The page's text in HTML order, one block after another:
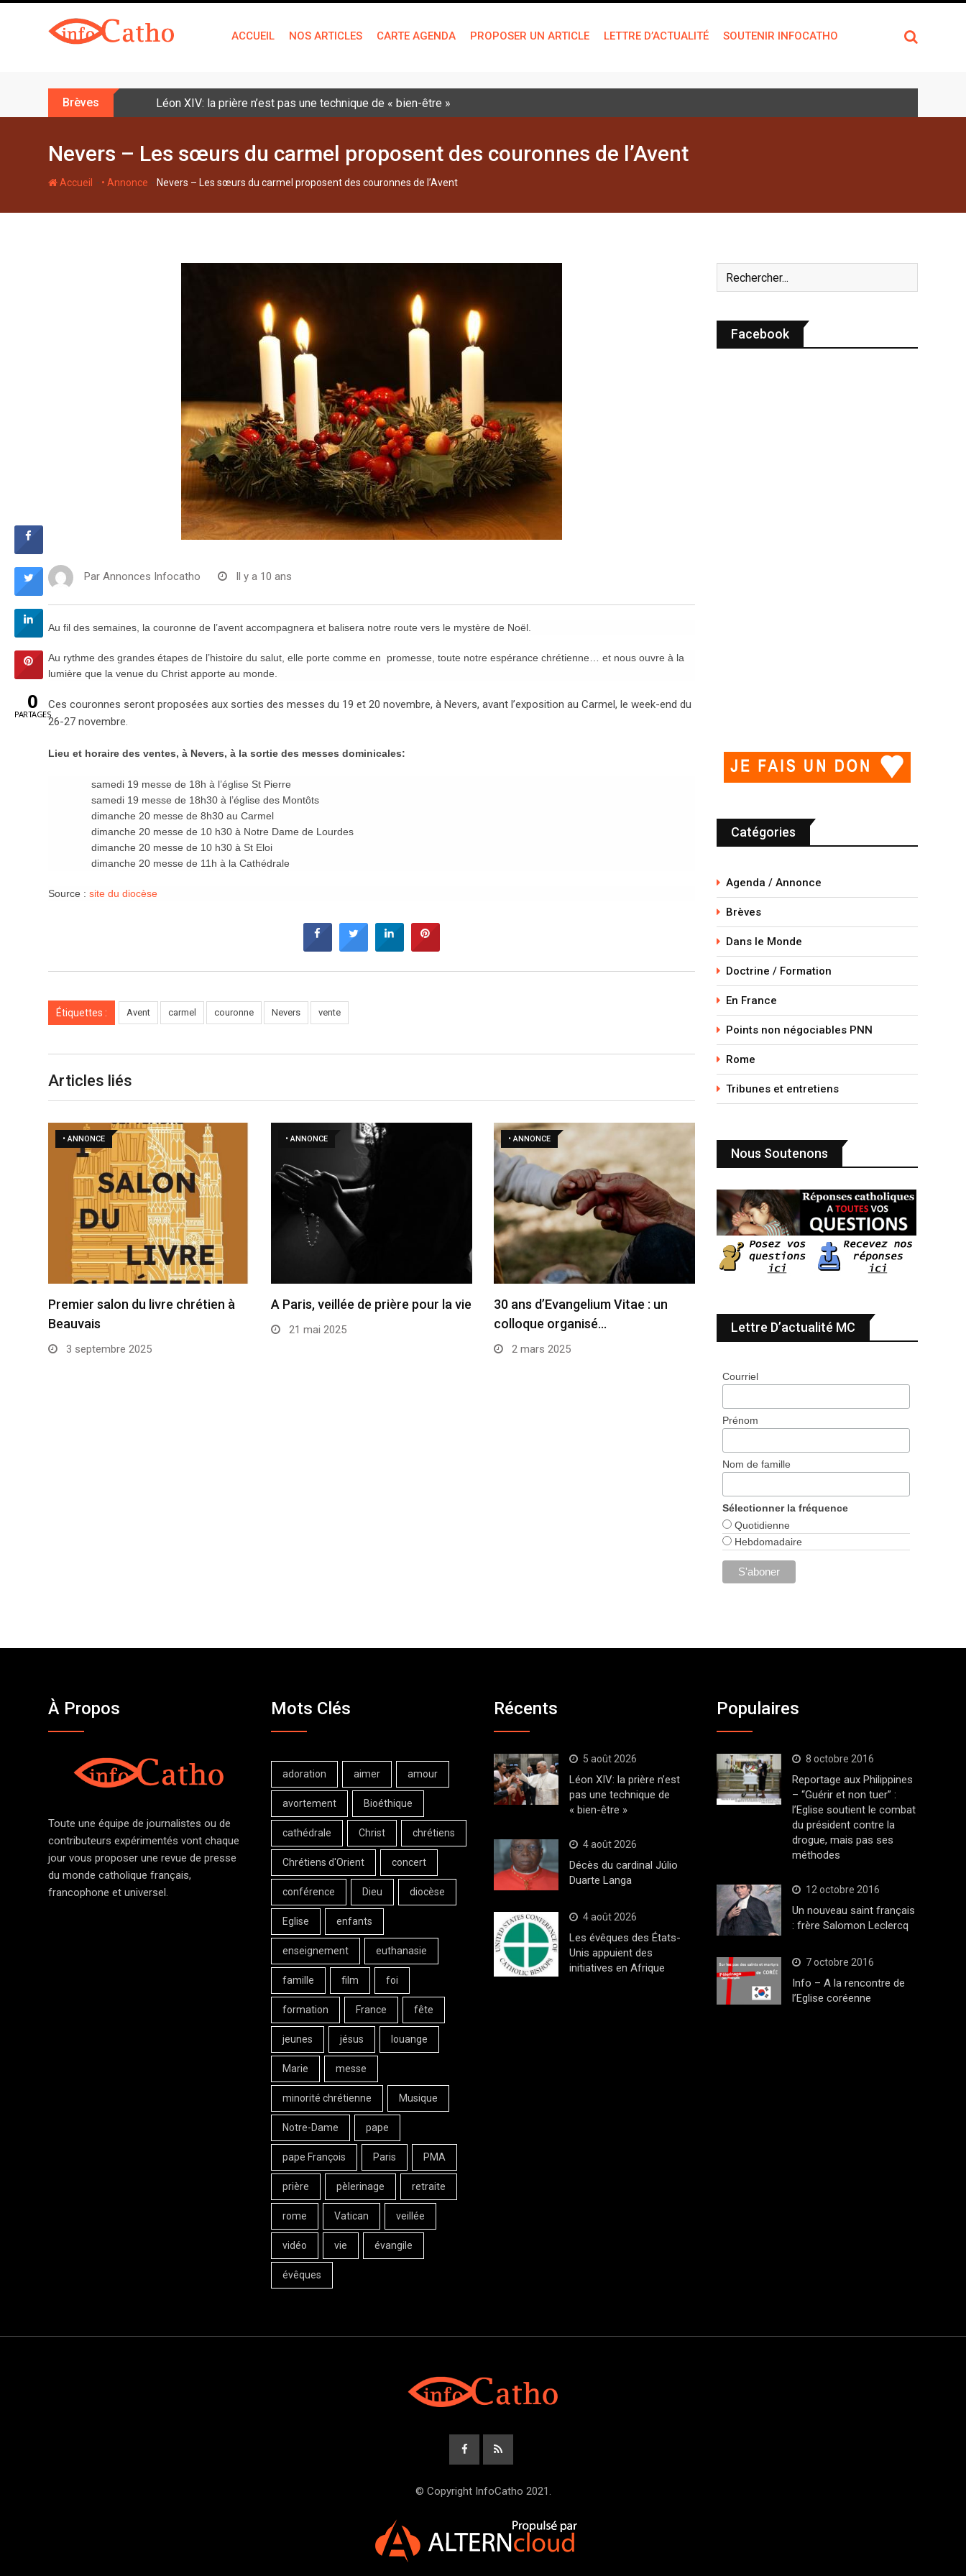
t
ACCUEIL NOS ARTICLES CARTE AGENDA PROPOSER UN ARTICLE LETTRE D’ACTUALITÉ SOUTENIR INFOCATHO
Brèves Léon XIV: la prière n’est pas une technique de « bien-être »
Nevers – Les sœurs du carmel proposent des couronnes de l’Avent
Accueil - • Annonce - Nevers – Les sœurs du carmel proposent des couronnes de l’Avent
Par Annonces Infocatho Il y a 10 ans
Au fil des semaines, la couronne de l’avent accompagnera et balisera notre route vers le mystère de Noël.
Au rythme des grandes étapes de l’histoire du salut, elle porte comme en promesse, toute notre espérance chrétienne… et nous ouvre à la
lumière que la venue du Christ apporte au monde.
Ces couronnes seront proposées aux sorties des messes du 19 et 20 novembre, à Nevers, avant l’exposition au Carmel, le week-end du
26-27 novembre.
Lieu et horaire des ventes, à Nevers, à la sortie des messes dominicales:
samedi 19 messe de 18h à l’église St Pierre
samedi 19 messe de 18h30 à l’église des Montôts
dimanche 20 messe de 8h30 au Carmel
dimanche 20 messe de 10 h30 à Notre Dame de Lourdes
dimanche 20 messe de 10 h30 à St Eloi
dimanche 20 messe de 11h à la Cathédrale
Source : site du diocèse
Étiquettes : Avent carmel couronne Nevers vente
Articles liés
• ANNONCE
Premier salon du livre chrétien à
Beauvais
3 septembre 2025
• ANNONCE
A Paris, veillée de prière pour la vie
21 mai 2025
• ANNONCE
30 ans d’Evangelium Vitae : un
colloque organisé…
2 mars 2025
Facebook
Catégories
Agenda / Annonce
Brèves
Dans le Monde
Doctrine / Formation
En France
Points non négociables PNN
Rome
Tribunes et entretiens
Nous Soutenons
Lettre D’actualité MC
Courriel
Prénom
Nom de famille
Sélectionner la fréquence
Quotidienne
Hebdomadaire
À Propos
Toute une équipe de journalistes ou de
contributeurs expérimentés vont chaque
jour vous proposer une revue de presse
du monde catholique français,
francophone et universel.
Mots Clés
adoration aimer amour
avortement Bioéthique
cathédrale Christ chrétiens
Chrétiens d'Orient concert
conférence Dieu diocèse
Eglise enfants
enseignement euthanasie
famille film foi
formation France fête
jeunes jésus louange
Marie messe
minorité chrétienne Musique
Notre-Dame pape
pape François Paris PMA
prière pèlerinage retraite
rome Vatican veillée
vidéo vie évangile
évêques
Récents
5 août 2026
Léon XIV: la prière n’est
pas une technique de
« bien-être »
4 août 2026
Décès du cardinal Júlio
Duarte Langa
4 août 2026
Les évêques des États-
Unis appuient des
initiatives en Afrique
Populaires
8 octobre 2016
Reportage aux Philippines
– “Guérir et non tuer” :
l’Eglise soutient le combat
du président contre la
drogue, mais pas ses
méthodes
12 octobre 2016
Un nouveau saint français
: frère Salomon Leclercq
7 octobre 2016
Info – A la rencontre de
l’Eglise coréenne
© Copyright InfoCatho 2021.
0
PARTAGES